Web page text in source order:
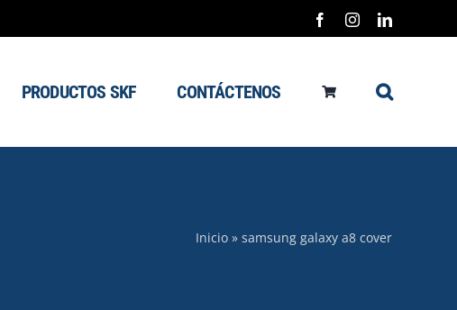
FacebookInstagramLinkedIn
PRODUCTOS SKF CONTÁCTENOS
Inicio » samsung galaxy a8 cover